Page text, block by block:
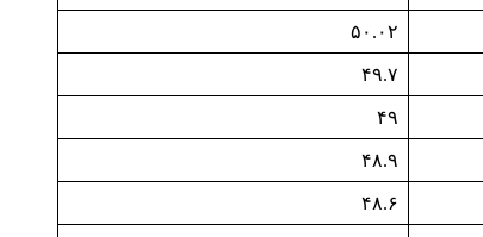
۵۰.۰۲
۴۹.۷
۴۹
۴۸.۹
۴۸.۶